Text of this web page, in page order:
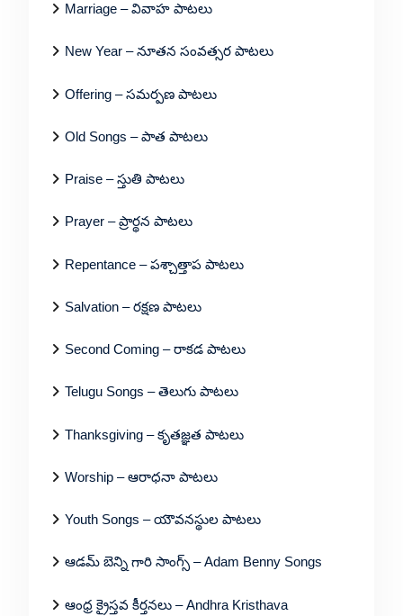
Marriage – వివాహ పాటలు
New Year – నూతన సంవత్సర పాటలు
Offering – సమర్పణ పాటలు
Old Songs – పాత పాటలు
Praise – స్తుతి పాటలు
Prayer – ప్రార్థన పాటలు
Repentance – పశ్చాత్తాప పాటలు
Salvation – రక్షణ పాటలు
Second Coming – రాకడ పాటలు
Telugu Songs – తెలుగు పాటలు
Thanksgiving – కృతజ్ఞత పాటలు
Worship – ఆరాధనా పాటలు
Youth Songs – యౌవనస్థుల పాటలు
ఆడమ్ బెన్ని గారి సాంగ్స్ – Adam Benny Songs
ఆంధ్ర క్రైస్తవ కీర్తనలు – Andhra Kristhava